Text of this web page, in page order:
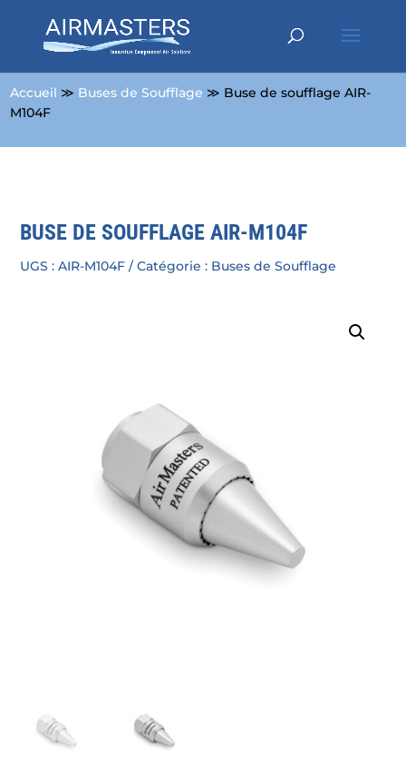
Accueil ≫ Buses de Soufflage ≫ Buse de soufflage AIR-
M104F
BUSE DE SOUFFLAGE AIR-M104F
UGS :AIR-M104F Catégorie : Buses de Soufflage